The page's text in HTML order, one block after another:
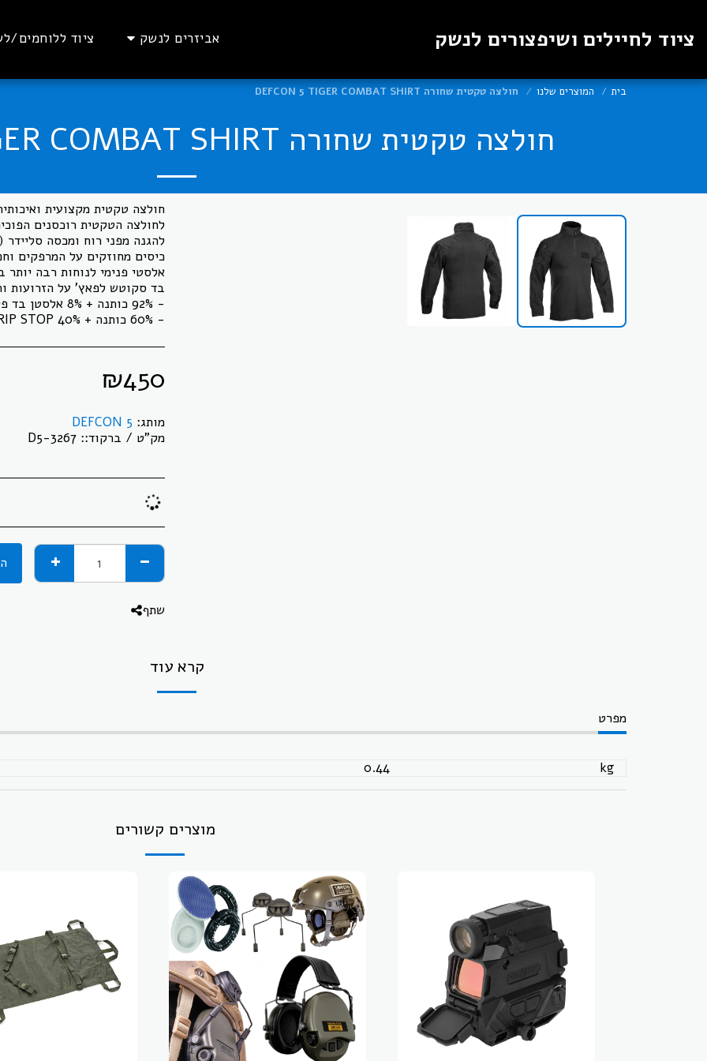
ציוד לחיילים ושיפצורים לנשק אביזרים לנשק ציוד ללוחמים/
בית המוצרים שלנו חולצה טקטית שחורה DEFCON 5 TIGER COMBAT SHIRT
חולצה טקטית שחורה DEFCON 5 TIGER COMBAT SHIRT
לחולצה הטקטית רוכסנים
כיסים מחוזקים על המרפקים
- 60% כותנה + 40% RIP STOP בד שרוול עמיד בפני קריעה.
₪450
מותג: DEFCON 5
מק"ט / ברקוד:: D5-3267
שתף
קרא עוד
מפרט
kg
0.44
מוצרים קשורים